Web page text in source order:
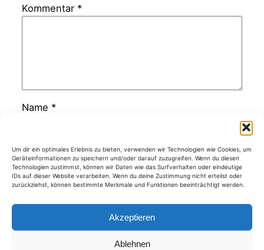
Um dir ein optimales Erlebnis zu bieten, verwenden wir Technologien wie Cookies, um
Geräteinformationen zu speichern und/oder darauf zuzugreifen. Wenn du diesen
Technologien zustimmst, können wir Daten wie das Surfverhalten oder eindeutige
IDs auf dieser Website verarbeiten. Wenn du deine Zustimmung nicht erteilst oder
zurückziehst, können bestimmte Merkmale und Funktionen beeinträchtigt werden.
Akzeptieren
Ablehnen
Kommentar *
Name *
E-Mail-Adresse*
Website